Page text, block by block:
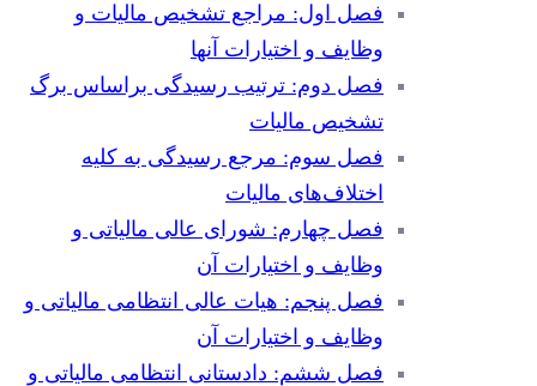
فصل اول: مراجع تشخیص مالیات و
وظایف و اختیارات آنها
فصل دوم: ترتیب رسیدگی براساس برگ
تشخیص مالیات
فصل سوم: مرجع رسیدگی به کلیه
اختلاف‌های مالیات
فصل چهارم: شورای عالی مالیاتی و
وظایف و اختیارات آن
فصل پنجم: هیات عالی انتظامی مالیاتی و
وظایف و اختیارات آن
فصل ششم: دادستانی انتظامی مالیاتی و